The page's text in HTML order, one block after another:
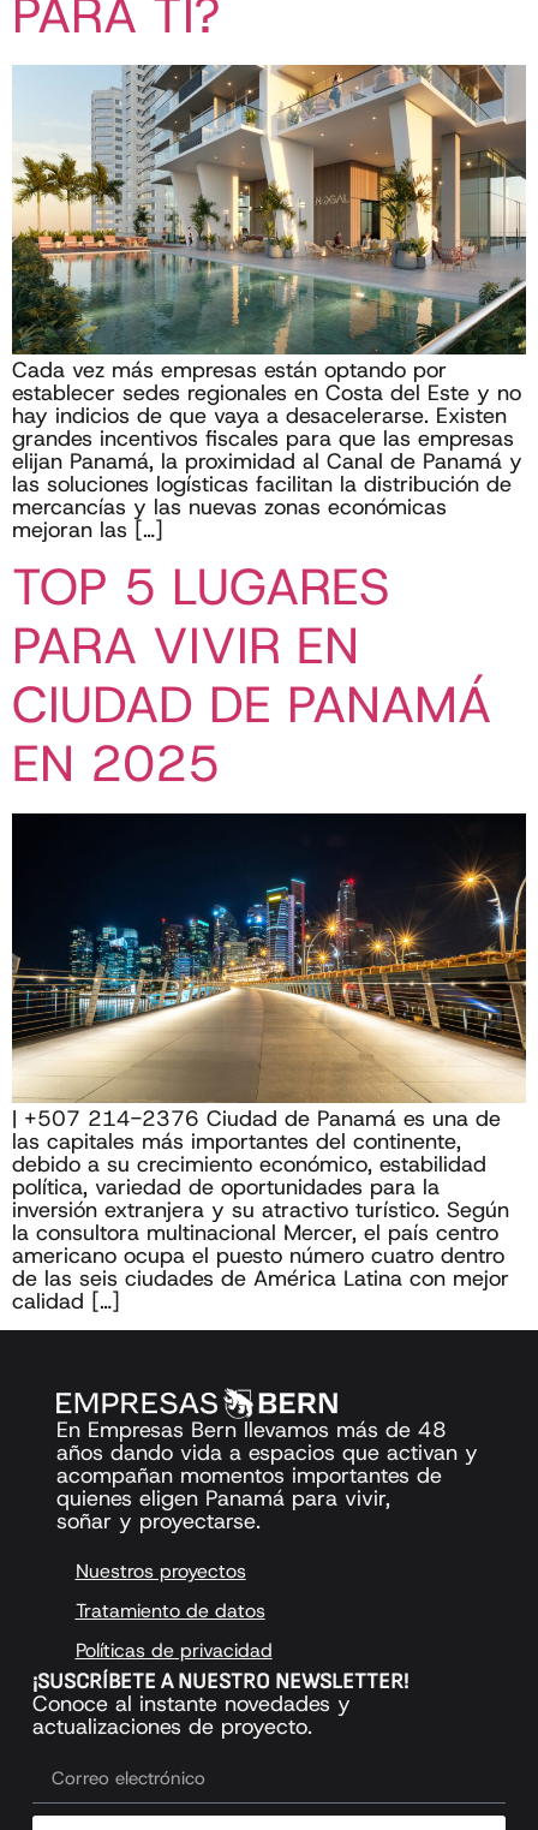
PARA TI?
Cada vez más empresas están optando por
establecer sedes regionales en Costa del Este y no
hay indicios de que vaya a desacelerarse. Existen
grandes incentivos fiscales para que las empresas
elijan Panamá, la proximidad al Canal de Panamá y
las soluciones logísticas facilitan la distribución de
mercancías y las nuevas zonas económicas
mejoran las […]
TOP 5 LUGARES
PARA VIVIR EN
CIUDAD DE PANAMÁ
EN 2025
| +507 214-2376 Ciudad de Panamá es una de
las capitales más importantes del continente,
debido a su crecimiento económico, estabilidad
política, variedad de oportunidades para la
inversión extranjera y su atractivo turístico. Según
la consultora multinacional Mercer, el país centro
americano ocupa el puesto número cuatro dentro
de las seis ciudades de América Latina con mejor
calidad […]
En Empresas Bern llevamos más de 48
años dando vida a espacios que activan y
acompañan momentos importantes de
quienes eligen Panamá para vivir,
soñar y proyectarse.
Nuestros proyectos
Tratamiento de datos
Políticas de privacidad
¡SUSCRÍBETE A NUESTRO NEWSLETTER!
Conoce al instante novedades y
actualizaciones de proyecto.